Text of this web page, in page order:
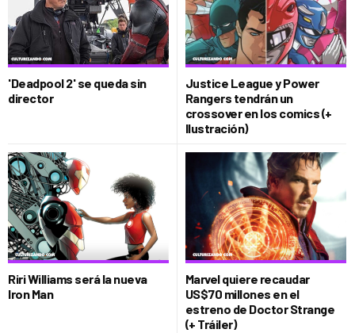
'Deadpool 2' se queda sin
director
Justice League y Power
Rangers tendrán un
crossover en los comics (+
Ilustración)
Riri Williams será la nueva
Iron Man
Marvel quiere recaudar
US$70 millones en el
estreno de Doctor Strange
(+ Tráiler)